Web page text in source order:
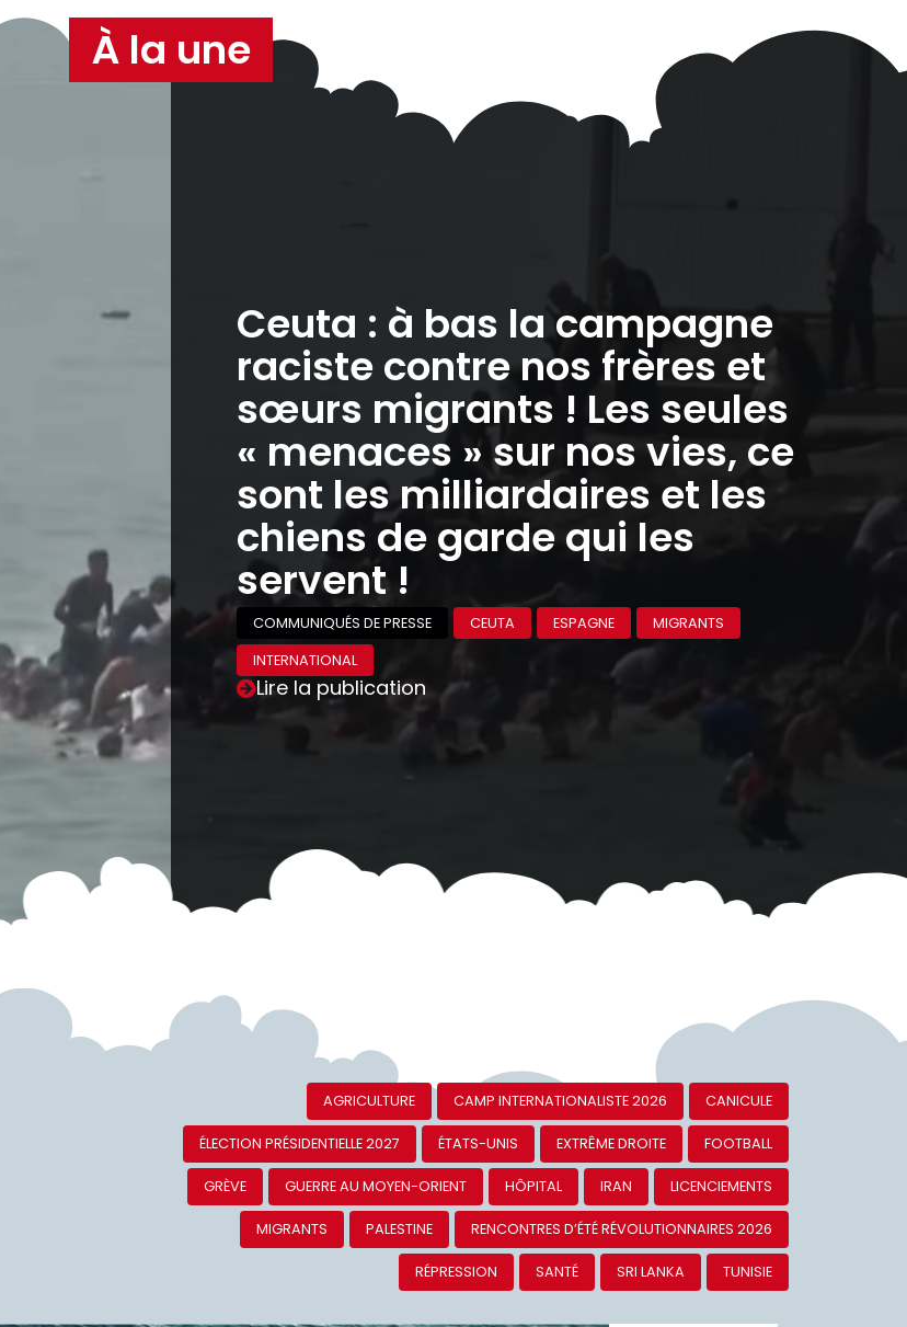
À la une
Ceuta : à bas la campagne
raciste contre nos frères et
sœurs migrants ! Les seules
« menaces » sur nos vies, ce
sont les milliardaires et les
chiens de garde qui les
servent !
COMMUNIQUÉS DE PRESSE CEUTA ESPAGNE
MIGRANTS
INTERNATIONAL
Lire la publication
AGRICULTURE CAMP INTERNATIONALISTE 2026 CANICULE
ÉLECTION PRÉSIDENTIELLE 2027 ÉTATS-UNIS EXTRÊME DROITE FOOTBALL
GRÈVE GUERRE AU MOYEN-ORIENT HÔPITAL IRAN LICENCIEMENTS
MIGRANTS PALESTINE RENCONTRES D’ÉTÉ RÉVOLUTIONNAIRES 2026
RÉPRESSION SANTÉ SRI LANKA TUNISIE